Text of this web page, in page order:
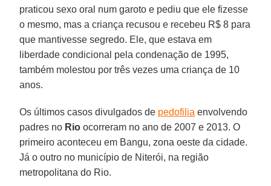
praticou sexo oral num garoto e pediu que ele fizesse
o mesmo, mas a criança recusou e recebeu R$ 8 para
que mantivesse segredo. Ele, que estava em
liberdade condicional pela condenação de 1995,
também molestou por três vezes uma criança de 10
anos.
Os últimos casos divulgados de pedofilia envolvendo
padres no Rio ocorreram no ano de 2007 e 2013. O
primeiro aconteceu em Bangu, zona oeste da cidade.
Já o outro no município de Niterói, na região
metropolitana do Rio.